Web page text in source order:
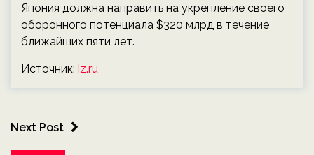
Япония должна направить на укрепление своего
оборонного потенциала $320 млрд в течение
ближайших пяти лет.
Источник: iz.ru
Next Post